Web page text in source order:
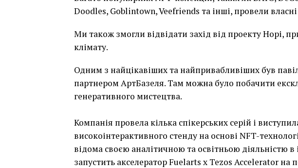
Doodles, Goblintown, Veefriends та інші, провели
Ми також змогли відвідати захід від проекту Норі,
клімату.
Одним з найцікавіших та найпривабливіших був
партнером АртБазеля. Там можна було побачити
генеративного мистецтва.
Компанія провела кілька спікерських серій і
високоінтерактивного стенду на основі NFT-
відома своєю аналітичною та освітньою діяльністю в
запустить акселератор Fuelarts x Tezos Accelerator на